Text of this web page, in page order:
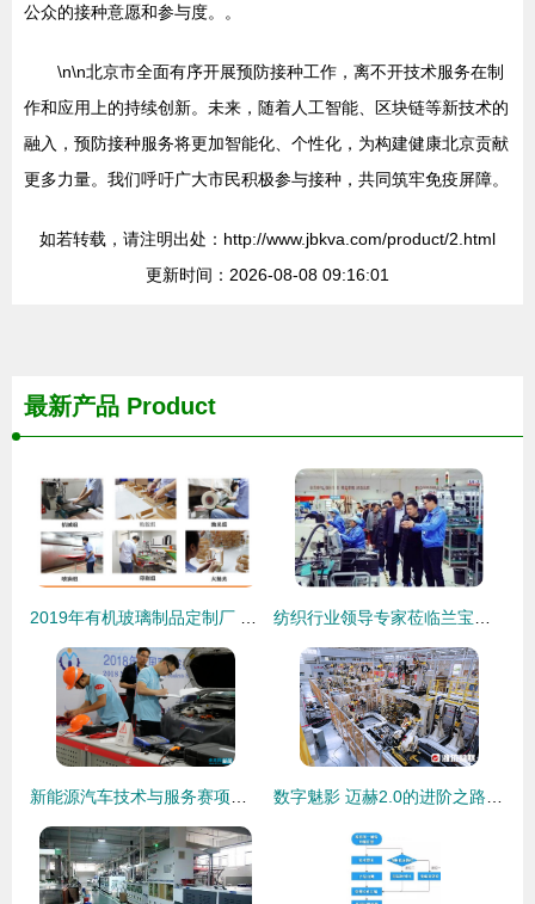
公众的接种意愿和参与度。。
\n\n北京市全面有序开展预防接种工作，离不开技术服务在制
作和应用上的持续创新。未来，随着人工智能、区块链等新技术的
融入，预防接种服务将更加智能化、个性化，为构建健康北京贡献
更多力量。我们呼吁广大市民积极参与接种，共同筑牢免疫屏障。
如若转载，请注明出处：http://www.jbkva.com/product/2.html
更新时间：2026-08-08 09:16:01
最新产品 Product
2019年有机玻璃制品定制厂 一站式亚克力盒子加工与技术服务 纺织行业领导专家莅临兰宝科技园考察指导，共话技术服务新篇章
新能源汽车技术与服务赛项亮相全国职校技能大赛 技术革新驱动人才培养新篇章 数字魅影 迈赫2.0的进阶之路与技术服务制作新范式